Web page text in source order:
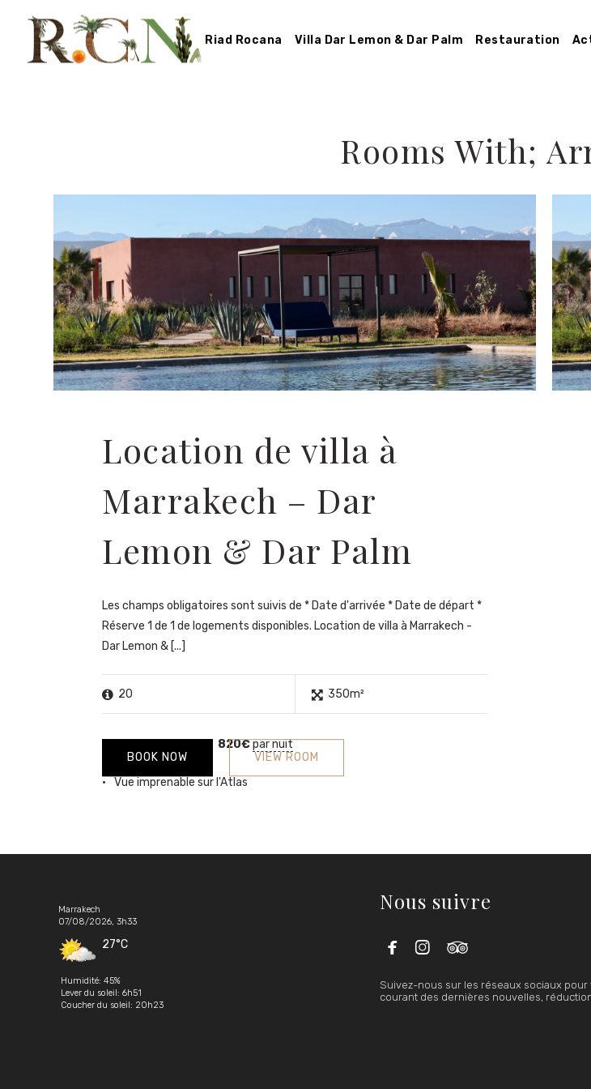
Riad Rocana Villa Dar Lemon & Dar Palm Restauration
Rooms With;
Location de villa à
Marrakech – Dar
Lemon & Dar Palm
Les champs obligatoires sont suivis de * Date d'arrivée * Date de départ *
Réserve 1 de 1 de logements disponibles. Location de villa à Marrakech -
Dar Lemon & [...]
20 350m²
820€par nuit
Vue imprenable sur l'Atlas
VIEW ROOM
BOOK NOW
Marrakech
07/08/2026, 3h33
27°C
Humidité: 45%
Lever du soleil: 6h51
Coucher du soleil: 20h23
Nous suivre
  
Suivez-nous sur les réseaux sociaux pour
courant des dernières nouvelles,